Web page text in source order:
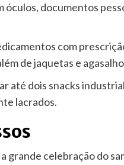
documentos
com
de jaquetas e
até dois snacks
lacrados.
grande celebração do